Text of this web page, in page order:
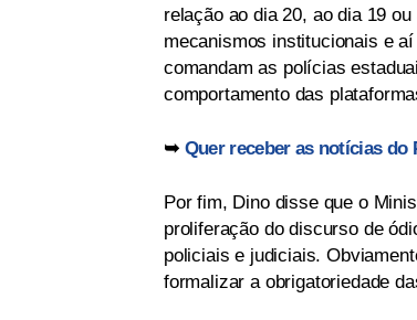
relação ao dia 20, ao dia 19
mecanismos institucionais e
comandam as polícias
comportamento das
➥ Quer receber as notícias
Por fim, Dino disse que o
proliferação do discurso de
policiais e judiciais.
formalizar a obrigatoriedade